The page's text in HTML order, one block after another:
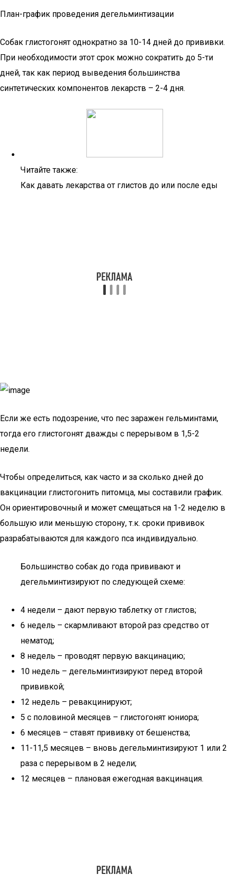
План-график проведения дегельминтизации
Собак глистогонят однократно за 10-14 дней до прививки.
При необходимости этот срок можно сократить до 5-ти
дней, так как период выведения большинства
синтетических компонентов лекарств – 2-4 дня.
Читайте также:
Как давать лекарства от глистов до или после еды
Если же есть подозрение, что пес заражен гельминтами,
тогда его глистогонят дважды с перерывом в 1,5-2
недели.
Чтобы определиться, как часто и за сколько дней до
вакцинации глистогонить питомца, мы составили график.
Он ориентировочный и может смещаться на 1-2 неделю в
большую или меньшую сторону, т.к. сроки прививок
разрабатываются для каждого пса индивидуально.
Большинство собак до года прививают и
дегельминтизируют по следующей схеме:
4 недели – дают первую таблетку от глистов;
6 недель – скармливают второй раз средство от
нематод;
8 недель – проводят первую вакцинацию;
10 недель – дегельминтизируют перед второй
прививкой;
12 недель – ревакцинируют;
5 с половиной месяцев – глистогонят юниора;
6 месяцев – ставят прививку от бешенства;
11-11,5 месяцев – вновь дегельминтизируют 1 или 2
раза с перерывом в 2 недели;
12 месяцев – плановая ежегодная вакцинация.